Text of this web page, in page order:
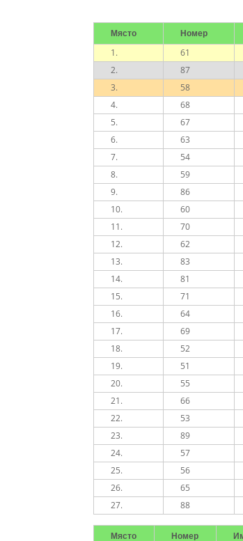
Място Номер
1.
61
2.
87
3.
58
4.
68
5.
67
6.
63
7.
54
8.
59
9.
86
10.
60
11.
70
12.
62
13.
83
14.
81
15.
71
16.
64
17.
69
18.
52
19.
51
20.
55
21.
66
22.
53
23.
89
24.
57
25.
56
26.
65
27.
88
Място Номер